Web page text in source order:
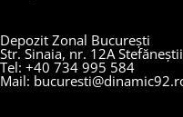
Depozit Zonal București
Str. Sinaia, nr. 12A
Tel: +40 734 995 584
Mail: